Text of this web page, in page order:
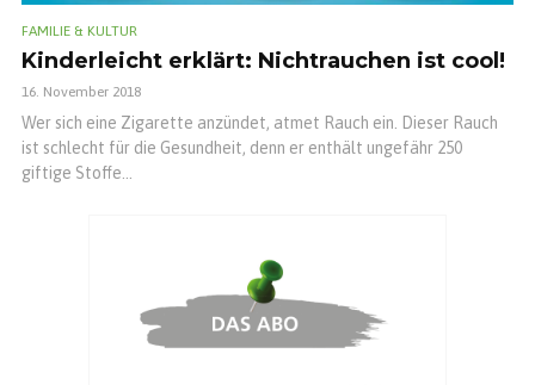
FAMILIE & KULTUR
Kinderleicht erklärt: Nichtrauchen ist cool!
16. November 2018
Wer sich eine Zigarette anzündet, atmet Rauch ein. Dieser Rauch
ist schlecht für die Gesundheit, denn er enthält ungefähr 250
giftige Stoffe...